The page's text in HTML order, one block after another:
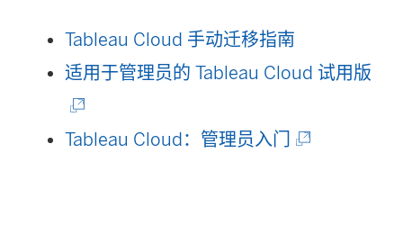
窗
口
打
Tableau Cloud 手动迁移指南
适用于管理员的 Tableau Cloud 试用版
Tableau Cloud：管理员入门 (